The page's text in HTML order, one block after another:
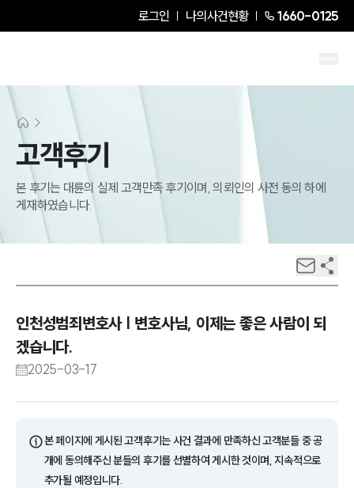
로그인 나의사건현황 1660-0125
고객후기
본 후기는 대륜의 실제 고객만족 후기이며, 의뢰인의 사전 동의 하에
게재하였습니다.
인천성범죄변호사 | 변호사님, 이제는 좋은 사람이 되
겠습니다.
2025-03-17
ⓘ본 페이지에 게시된 고객후기는 사건 결과에 만족하신 고객분들 중 공
개에 동의해주신 분들의 후기를 선별하여 게시한 것이며, 지속적으로
추가될 예정입니다.